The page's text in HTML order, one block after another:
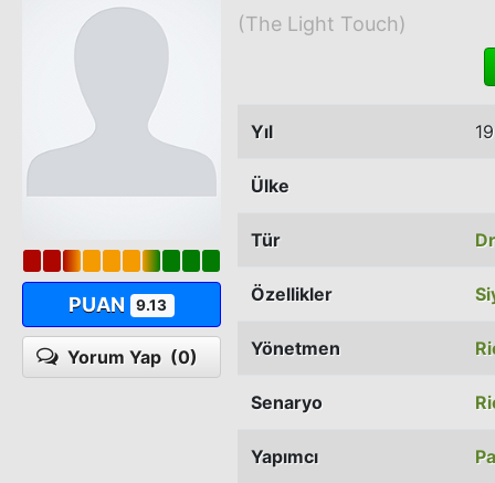
PUAN 9.13
Yorum Yap (0)
(The Light Touch)
Yıl
Ülke
Tür
Özellikler
Yönetmen
Senaryo
Yapımcı